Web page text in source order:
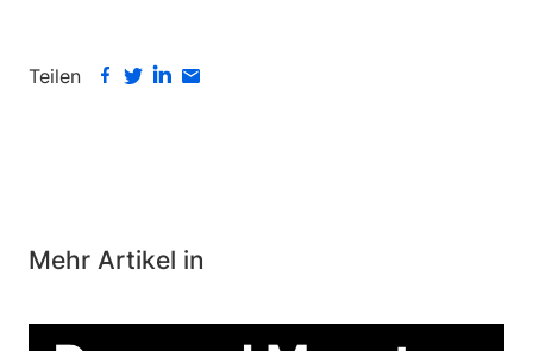
Teilen
Mehr Artikel in